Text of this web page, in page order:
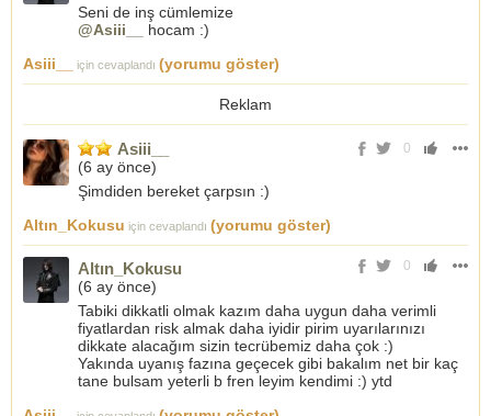
Seni de inş cümlemize
@Asiii__
hocam :)
Asiii__
için cevaplandı (yorumu göster)
Reklam
0
Asiii__
(6 ay önce)
Şimdiden bereket çarpsın :)
Altın_Kokusu için cevaplandı (yorumu göster)
0
Altın_Kokusu
(6 ay önce)
Tabiki dikkatli olmak kazım daha uygun daha verimli
fiyatlardan risk almak daha iyidir pirim uyarılarınızı
dikkate alacağım sizin tecrübemiz daha çok :)
Yakında uyanış fazına geçecek gibi bakalım net bir kaç
tane bulsam yeterli b fren leyim kendimi :) ytd